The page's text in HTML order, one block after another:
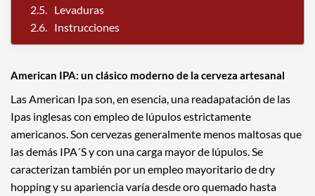
Levaduras
Instrucciones
American IPA: un clásico moderno de la cerveza artesanal
Las American Ipa son, en esencia, una readapatación de las
Ipas inglesas con empleo de lúpulos estrictamente
americanos. Son cervezas generalmente menos maltosas que
las demás IPA´S y con una carga mayor de lúpulos. Se
caracterizan también por un empleo mayoritario de dry
hopping y su apariencia varía desde oro quemado hasta